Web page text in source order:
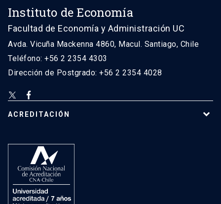
Instituto de Economía
Facultad de Economía y Administración UC
Avda. Vicuña Mackenna 4860, Macul. Santiago, Chile
Teléfono: +56 2 2354 4303
Dirección de Postgrado: +56 2 2354 4028
ACREDITACIÓN